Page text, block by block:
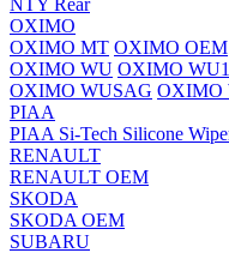
NTY Rear
OXIMO
OXIMO MT OXIMO OEM
OXIMO WU OXIMO
OXIMO WUSAG OXIMO
PIAA
PIAA Si-Tech Silicone
RENAULT
RENAULT OEM
SKODA
SKODA OEM
SUBARU